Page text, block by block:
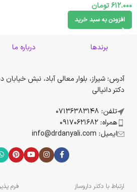
612.000تومان
افزودن به سبد خرید
برندها درباره ما
آدرس: شیراز، بلوار معالی آباد، نبش خیابان
دکتر دانیالی
تلفن: 07136383148
همراه: 09170621682
ایمیل: info@drdanyali.com
ارتباط با دکتر داروساز
فرم